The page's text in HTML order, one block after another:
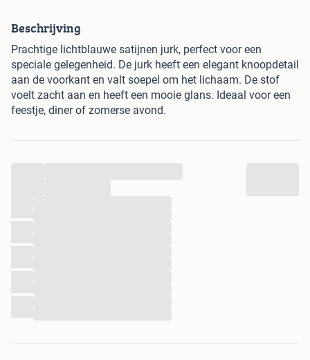
Beschrijving
Prachtige lichtblauwe satijnen jurk, perfect voor een
speciale gelegenheid. De jurk heeft een elegant knoopdetail
aan de voorkant en valt soepel om het lichaam. De stof
voelt zacht aan en heeft een mooie glans. Ideaal voor een
feestje, diner of zomerse avond.